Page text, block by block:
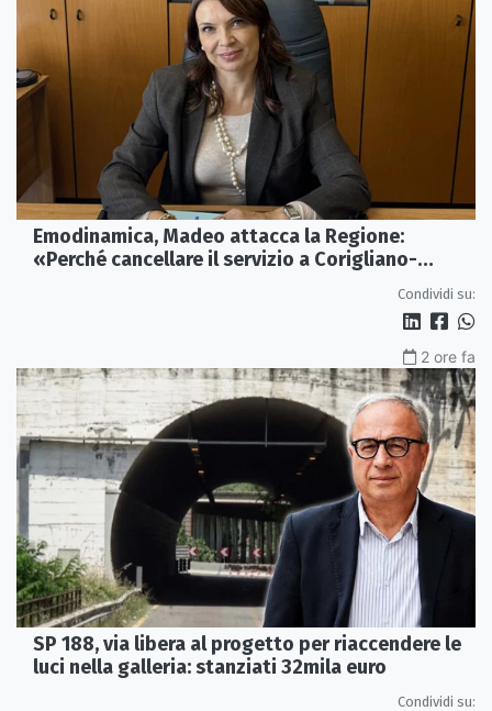
Emodinamica, Madeo attacca la Regione:
«Perché cancellare il servizio a Corigliano-
Condividi su:
2 ore fa
SP 188, via libera al progetto per riaccendere le
luci nella galleria: stanziati 32mila euro
Condividi su: